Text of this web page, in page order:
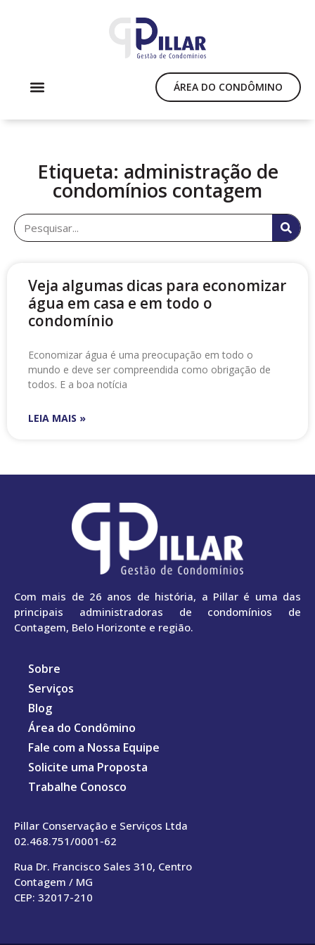
ÁREA DO CONDÔMINO
Etiqueta: administração de
condomínios contagem
Veja algumas dicas para economizar
água em casa e em todo o
condomínio
Economizar água é uma preocupação em todo o
mundo e deve ser compreendida como obrigação de
todos. E a boa notícia
LEIA MAIS »
Com mais de 26 anos de história, a Pillar é uma das
principais administradoras de condomínios de
Contagem, Belo Horizonte e região.
Sobre
Serviços
Blog
Área do Condômino
Fale com a Nossa Equipe
Solicite uma Proposta
Trabalhe Conosco
Pillar Conservação e Serviços Ltda
02.468.751/0001-62
Rua Dr. Francisco Sales 310, Centro
Contagem / MG
CEP: 32017-210